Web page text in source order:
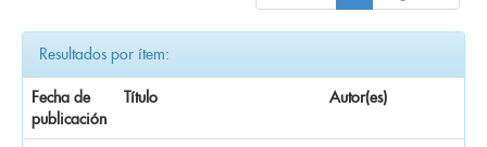
Resultados por ítem:
Fecha de
publicación
Título Autor(es)